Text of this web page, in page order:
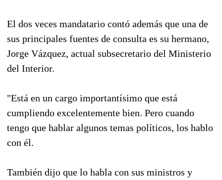
El dos veces mandatario contó además que una de
sus principales fuentes de consulta es su hermano,
Jorge Vázquez, actual subsecretario del Ministerio
del Interior.
"Está en un cargo importantísimo que está
cumpliendo excelentemente bien. Pero cuando
tengo que hablar algunos temas políticos, los hablo
con él.
También dijo que lo habla con sus ministros y